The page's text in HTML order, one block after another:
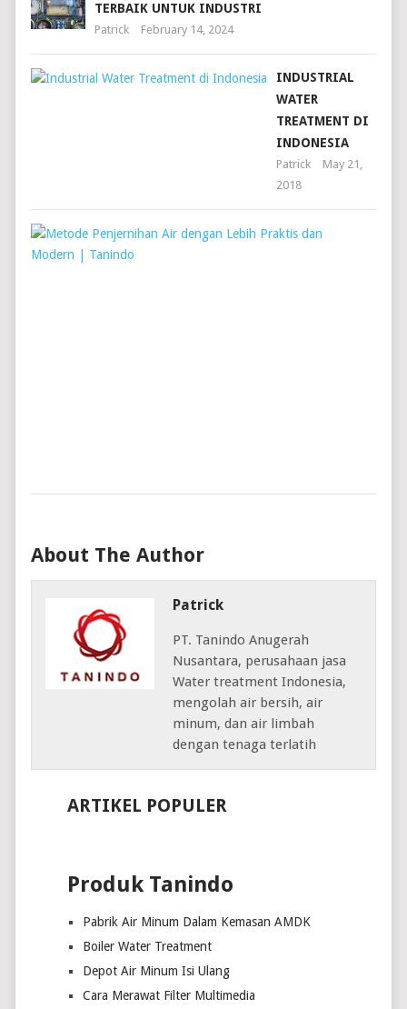
TERBAIK UNTUK INDUSTRI
Patrick February 14, 2024
INDUSTRIAL
WATER
TREATMENT DI
INDONESIA
Patrick
May 21,
2018
About The Author
Patrick
PT. Tanindo Anugerah
Nusantara, perusahaan jasa
Water treatment Indonesia,
mengolah air bersih, air
minum, dan air limbah
dengan tenaga terlatih
ARTIKEL POPULER
Produk Tanindo
Pabrik Air Minum Dalam Kemasan AMDK
Boiler Water Treatment
Depot Air Minum Isi Ulang
Cara Merawat Filter Multimedia